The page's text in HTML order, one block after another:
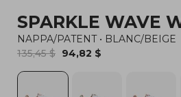
SPARKLE WAVE
NAPPA/PATENT • BLANC/BEIGE
135,45 $ 94,82 $